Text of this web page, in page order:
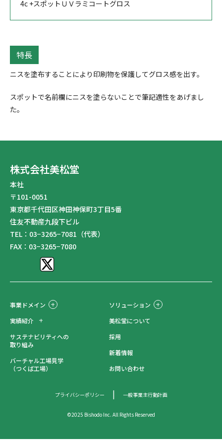
4c +スポットＵＶラミコートグロス
特長
ニスを塗布することにより印刷物を保護してグロス感を出す。
スポットで名前欄にニスを塗らないことで筆記適性をあげまし
た。
株式会社美松堂
本社
〒101-0051
東京都千代田区神田神保町3丁目5番
住友不動産九段下ビル
TEL：03−3265−7081（代表）
FAX：03−3265−7080
事業ドメイン
実績紹介
サステナビリティへの
取り組み
バーチャル工場見学
（つくば工場）
ソリューション
美松堂について
採用
新着情報
お問い合わせ
プライバシーポリシー 一般事業主行動計画
©2025 Bishodo Inc. All Rights Reserved